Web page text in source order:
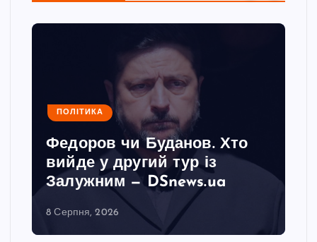
ПОЛІТИКА
Федоров чи Буданов. Хто
вийде у другий тур із
Залужним — DSnews.ua
8 Серпня, 2026